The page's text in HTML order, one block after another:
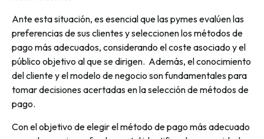
Ante esta situación, es esencial que las pymes evalúen las
preferencias de sus clientes y seleccionen los métodos de
pago más adecuados, considerando el coste asociado y el
público objetivo al que se dirigen. Además, el conocimiento
del cliente y el modelo de negocio son fundamentales para
tomar decisiones acertadas en la selección de métodos de
pago.
Con el objetivo de elegir el método de pago más adecuado